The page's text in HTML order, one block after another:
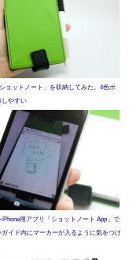
ョットノート」を収納してみた。4色ボ
しやすい
用アプリ「ショットノート App」で
イド内にマーカーが入るように気をつけ